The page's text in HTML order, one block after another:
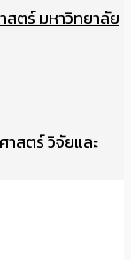
สตร์ มหาวิทยาลัย
าสตร์ วิจัยและ